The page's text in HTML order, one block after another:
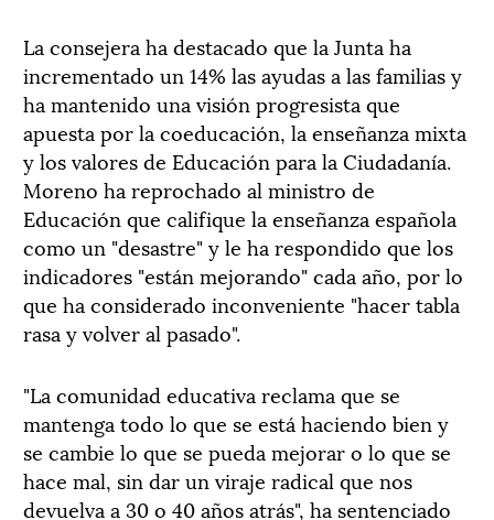
La consejera ha destacado que la Junta ha
incrementado un 14% las ayudas a las familias y
ha mantenido una visión progresista que
apuesta por la coeducación, la enseñanza mixta
y los valores de Educación para la Ciudadanía.
Moreno ha reprochado al ministro de
Educación que califique la enseñanza española
como un "desastre" y le ha respondido que los
indicadores "están mejorando" cada año, por lo
que ha considerado inconveniente "hacer tabla
rasa y volver al pasado".
"La comunidad educativa reclama que se
mantenga todo lo que se está haciendo bien y
se cambie lo que se pueda mejorar o lo que se
hace mal, sin dar un viraje radical que nos
devuelva a 30 o 40 años atrás", ha sentenciado